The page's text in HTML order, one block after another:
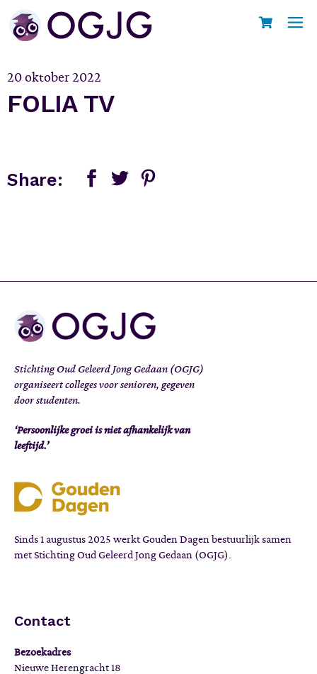
theHome FOLIA TV
20 oktober 2022
FOLIA TV
Share:
Stichting Oud Geleerd Jong Gedaan (OGJG)
organiseert colleges voor senioren, gegeven
door studenten.
‘Persoonlijke groei is niet afhankelijk van
leeftijd.’
Sinds 1 augustus 2025 werkt Gouden Dagen bestuurlijk samen
met Stichting Oud Geleerd Jong Gedaan (OGJG).
Contact
Bezoekadres
Nieuwe Herengracht 18